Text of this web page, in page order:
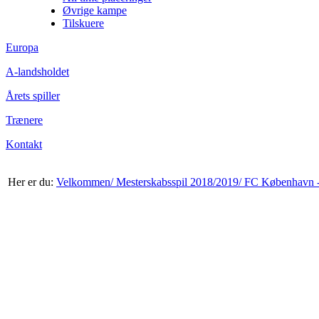
Øvrige kampe
Tilskuere
Europa
A-landsholdet
Årets spiller
Trænere
Kontakt
Her er du: Velkommen/Mesterskabsspil 2018/2019/FC København